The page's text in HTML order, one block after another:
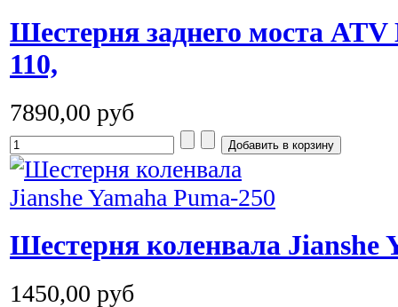
Шестерня заднего моста ATV
110,
7890,00 руб
Шестерня коленвала Jianshe
1450,00 руб